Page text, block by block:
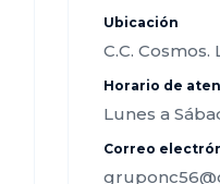
Ubicación
C.C.
Horario de
Lunes a
Correo